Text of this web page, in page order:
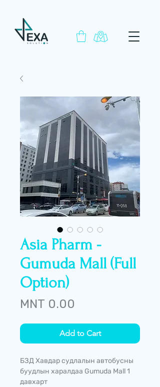
Asia Pharm -
Gumuda Mall (Full
Option)
MNT 0.00
Add to Cart
БЗД Хавдар судлалын автобусны
буудлын харалдаа Gumuda Mall 1
давхарт